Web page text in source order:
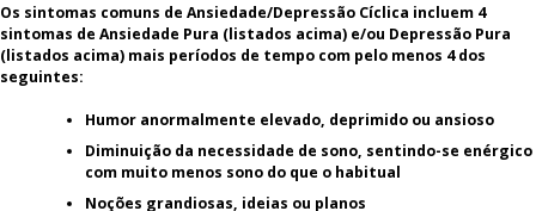
Os sintomas comuns de Ansiedade/Depressão Cíclica incluem 4
sintomas de Ansiedade Pura (listados acima) e/ou Depressão Pura
(listados acima) mais períodos de tempo com pelo menos 4 dos
seguintes:
Humor anormalmente elevado, deprimido ou ansioso
Diminuição da necessidade de sono, sentindo-se enérgico
com muito menos sono do que o habitual
Noções grandiosas, ideias ou planos